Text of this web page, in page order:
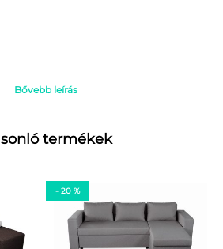
Bővebb leírás
termékek
- 20 %